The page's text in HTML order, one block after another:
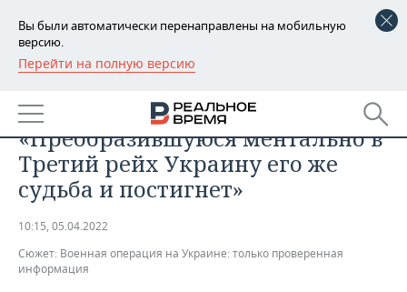
Вы были автоматически перенаправлены на мобильную
версию.
Перейти на полную версию
РЕГИОНЫ
БАШКОРТОСТАН
ТАТАРСТАН
УДМУРТИЯ
НОВОСТИ
АНАЛИТИКА
НОВОСТИ АНАЛИТИКИ
ДЕКЛАРАЦИИ О ДОХОДАХ
КОРОЛИ ГОСЗАКАЗА ПФО
ЭКОНОМИКА
НОВОСТИ ЭКОНОМИКИ
ФИНАНСЫ
ПРОМЫШЛЕННОСТЬ
НОВОСТИ
НЕДВИЖИМОСТЬ
Дмитрий Медведев:
«Преобразившуюся ментально в
Третий рейх Украину его же
судьба и постигнет»
10:15, 05.04.2022
Сюжет: Военная операция на Украине: только проверенная
информация